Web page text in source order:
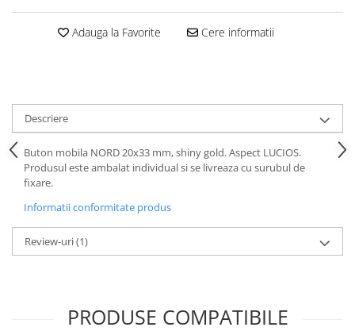
Adauga la Favorite Cere informatii
Descriere
Buton mobila NORD 20x33 mm, shiny gold. Aspect LUCIOS.
Produsul este ambalat individual si se livreaza cu surubul de
fixare.
Informatii conformitate produs
Review-uri(1)
PRODUSE COMPATIBILE